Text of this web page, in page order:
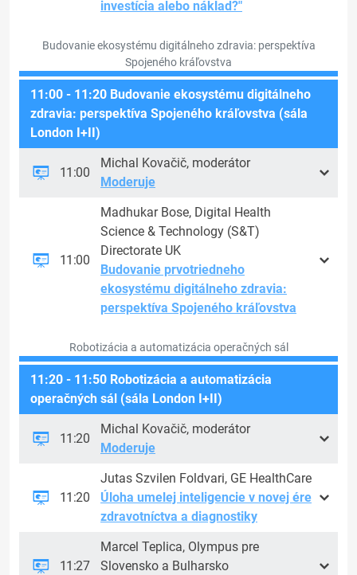
investícia alebo náklad?"
Budovanie ekosystému digitálneho zdravia: perspektíva
Spojeného kráľovstva
11:00 - 11:20 Budovanie ekosystému digitálneho
zdravia: perspektíva Spojeného kráľovstva (sála
London I+II)
11:00
Michal Kovačič, moderátor
Moderuje
11:00
Madhukar Bose, Digital Health
Science & Technology (S&T)
Directorate UK
Budovanie prvotriedneho
ekosystému digitálneho zdravia:
perspektíva Spojeného kráľovstva
Robotizácia a automatizácia operačných sál
11:20 - 11:50 Robotizácia a automatizácia
operačných sál (sála London I+II)
11:20
Michal Kovačič, moderátor
Moderuje
11:20
Jutas Szvilen Foldvari, GE HealthCare
Úloha umelej inteligencie v novej ére
zdravotníctva a diagnostiky
11:27
Marcel Teplica, Olympus pre
Slovensko a Bulharsko